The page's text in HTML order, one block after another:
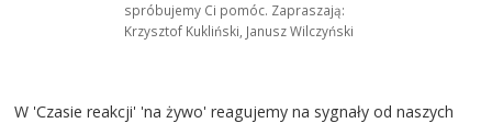
spróbujemy Ci pomóc. Zapraszają:
Krzysztof Kukliński, Janusz Wilczyński
W 'Czasie reakcji' 'na żywo' reagujemy na sygnały od naszych